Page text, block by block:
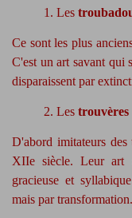
1. Les
Ce sont les plus
C'est un art savant qui
disparaissent par
2. Les trouvères
D'abord imitateurs
XIIe siècle. Leur art
gracieuse et
mais par transformation.